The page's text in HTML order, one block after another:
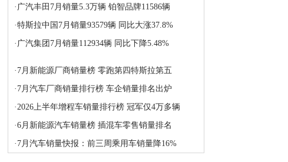
· 广汽丰田7月销量5.3万辆 铂智品牌11586辆
·特斯拉中国7月销量93579辆 同比大涨37.8%
· 广汽集团7月销量112934辆 同比下降5.48%
· 7月新能源厂商销量榜 零跑第四特斯拉第五
· 7月汽车厂商销量排行榜 车企销量排名出炉
·2026上半年增程车销量排行榜 冠军仅4万多辆
·6月新能源汽车销量榜 插混车零售销量排名
· 7月汽车销量快报：前三周乘用车销量降16%